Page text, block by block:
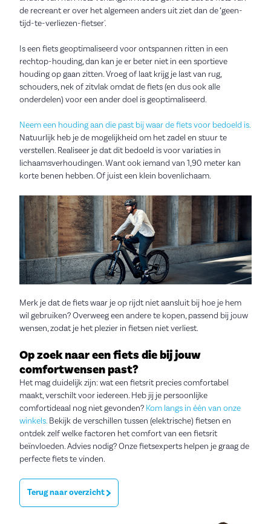
de recreant er over het algemeen anders uit ziet dan de ‘geen-
tijd-te-verliezen-fietser'.
Is een fiets geoptimaliseerd voor ontspannen ritten in een
rechtop-houding, dan kan je er beter niet in een sportieve
houding op gaan zitten. Vroeg of laat krijg je last van rug,
schouders, nek of zitvlak omdat de fiets (en dus ook alle
onderdelen) voor een ander doel is geoptimaliseerd.
Neem een houding aan die past bij waar de fiets voor bedoeld is.
Natuurlijk heb je de mogelijkheid om het zadel en stuur te
verstellen. Realiseer je dat dit bedoeld is voor variaties in
lichaamsverhoudingen. Want ook iemand van 1,90 meter kan
korte benen hebben. Of juist een klein bovenlichaam.
Merk je dat de fiets waar je op rijdt niet aansluit bij hoe je hem
wil gebruiken? Overweeg een andere te kopen, passend bij jouw
wensen, zodat je het plezier in fietsen niet verliest.
Op zoek naar een fiets die bij jouw
comfortwensen past?
Het mag duidelijk zijn: wat een fietsrit precies comfortabel
maakt, verschilt voor iedereen. Heb jij je persoonlijke
comfortideaal nog niet gevonden? Kom langs in één van onze
winkels. Bekijk de verschillen tussen (elektrische) fietsen en
ontdek zelf welke factoren het comfort van een fietsrit
beïnvloeden. Advies nodig? Onze fietsexperts helpen je graag de
perfecte fiets te vinden.
Terug naar overzicht